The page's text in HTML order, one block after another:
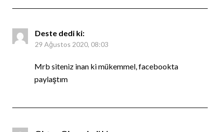
Deste dedi ki:
29 Ağustos 2020, 08:03
Mrb siteniz inan ki mükemmel, facebookta
paylaştım